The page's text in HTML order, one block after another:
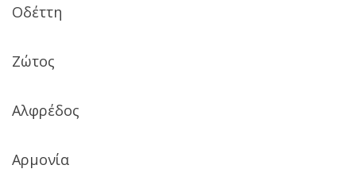
Οδέττη
Ζώτος
Αλφρέδος
Αρμονία